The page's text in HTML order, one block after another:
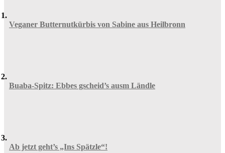
Veganer Butternutkürbis von Sabine aus Heilbronn
Buaba-Spitz: Ebbes gscheid’s ausm Ländle
Ab jetzt geht’s „Ins Spätzle“!